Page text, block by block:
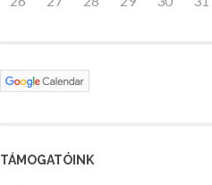
TÁMOGATÓINK